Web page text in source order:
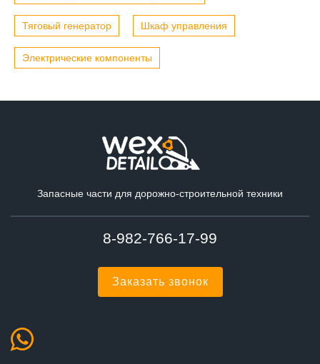
Тяговый генератор Шкаф управления
Электрические компоненты
Запасные части для дорожно-строительной техники
8-982-766-17-99
Заказать звонок